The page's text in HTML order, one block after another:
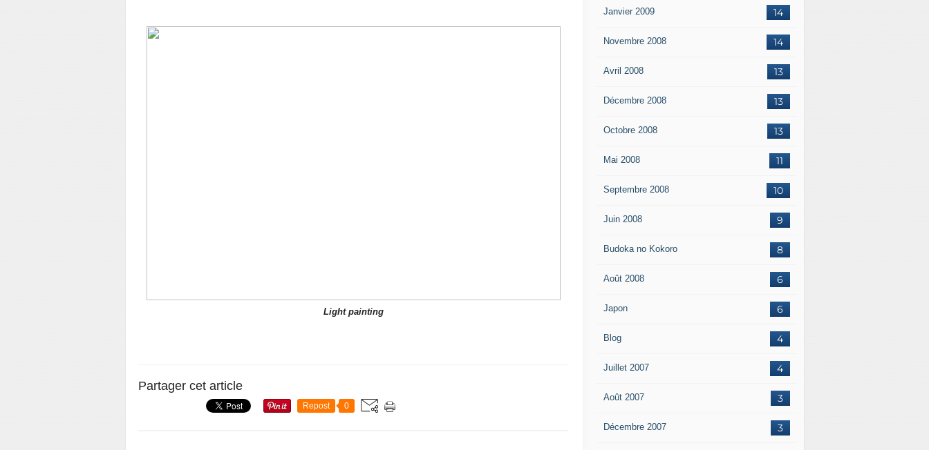
Light painting
Partager cet article
Repost 0
14
Janvier 2009
14
Novembre 2008
13
Avril 2008
13
Décembre 2008
13
Octobre 2008
11
Mai 2008
10
Septembre 2008
9
Juin 2008
8
Budoka no Kokoro
6
Août 2008
6
Japon
4
Blog
4
Juillet 2007
3
Août 2007
3
Décembre 2007